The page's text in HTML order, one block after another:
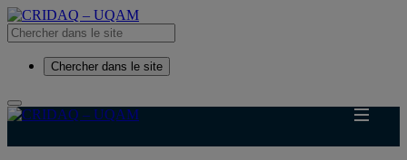
Chercher dans le site